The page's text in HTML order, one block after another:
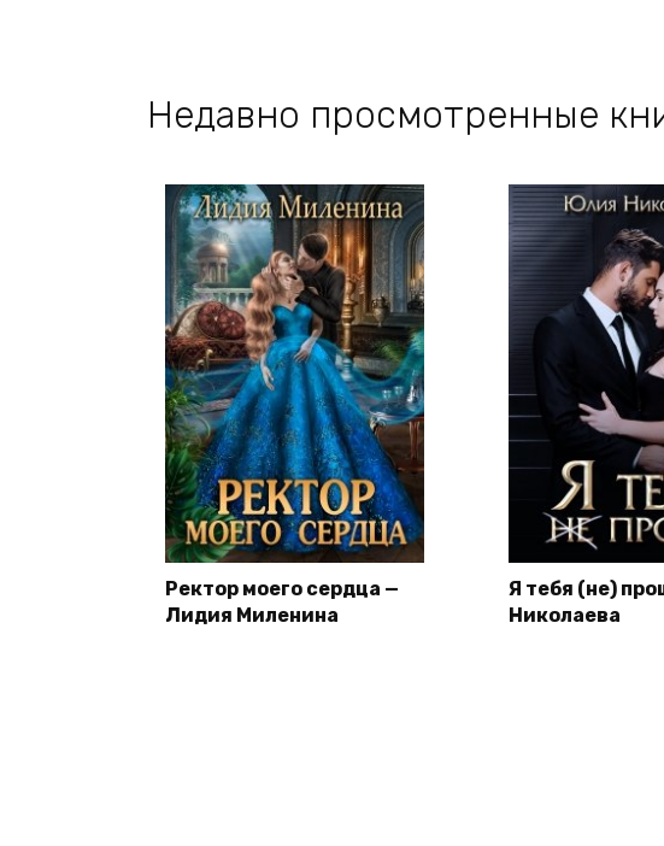
Недавно просмотренные
Ректор моего сердца —
Лидия Миленина
Я тебя (не)
Николаева